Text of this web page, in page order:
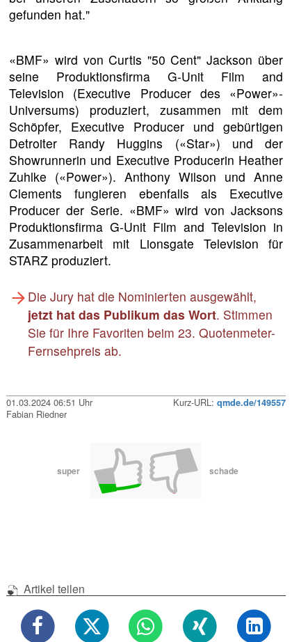
gefunden hat."
«BMF» wird von Curtis "50 Cent" Jackson über
seine Produktionsfirma G-Unit Film and
Television (Executive Producer des «Power»-
Universums) produziert, zusammen mit dem
Schöpfer, Executive Producer und gebürtigen
Detroiter Randy Huggins («Star») und der
Showrunnerin und Executive Producerin Heather
Zuhlke («Power»). Anthony Wilson und Anne
Clements fungieren ebenfalls als Executive
Producer der Serie. «BMF» wird von Jacksons
Produktionsfirma G-Unit Film and Television in
Zusammenarbeit mit Lionsgate Television für
STARZ produziert.
Die Jury hat die Nominierten ausgewählt,
jetzt hat das Publikum das Wort. Stimmen
Sie für Ihre Favoriten beim 23. Quotenmeter-
Fernsehpreis ab.
01.03.2024 06:51 Uhr Kurz-URL: qmde.de/149557
Fabian Riedner
super schade
Artikel teilen